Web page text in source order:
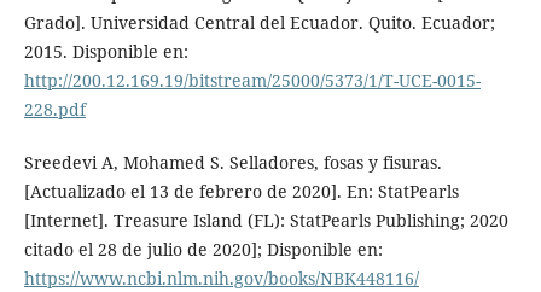
Grado]. Universidad Central del Ecuador. Quito. Ecuador;
2015. Disponible en:
http://200.12.169.19/bitstream/25000/5373/1/T-UCE-0015-
228.pdf
Sreedevi A, Mohamed S. Selladores, fosas y fisuras.
[Actualizado el 13 de febrero de 2020]. En: StatPearls
[Internet]. Treasure Island (FL): StatPearls Publishing; 2020
citado el 28 de julio de 2020]; Disponible en:
https://www.ncbi.nlm.nih.gov/books/NBK448116/